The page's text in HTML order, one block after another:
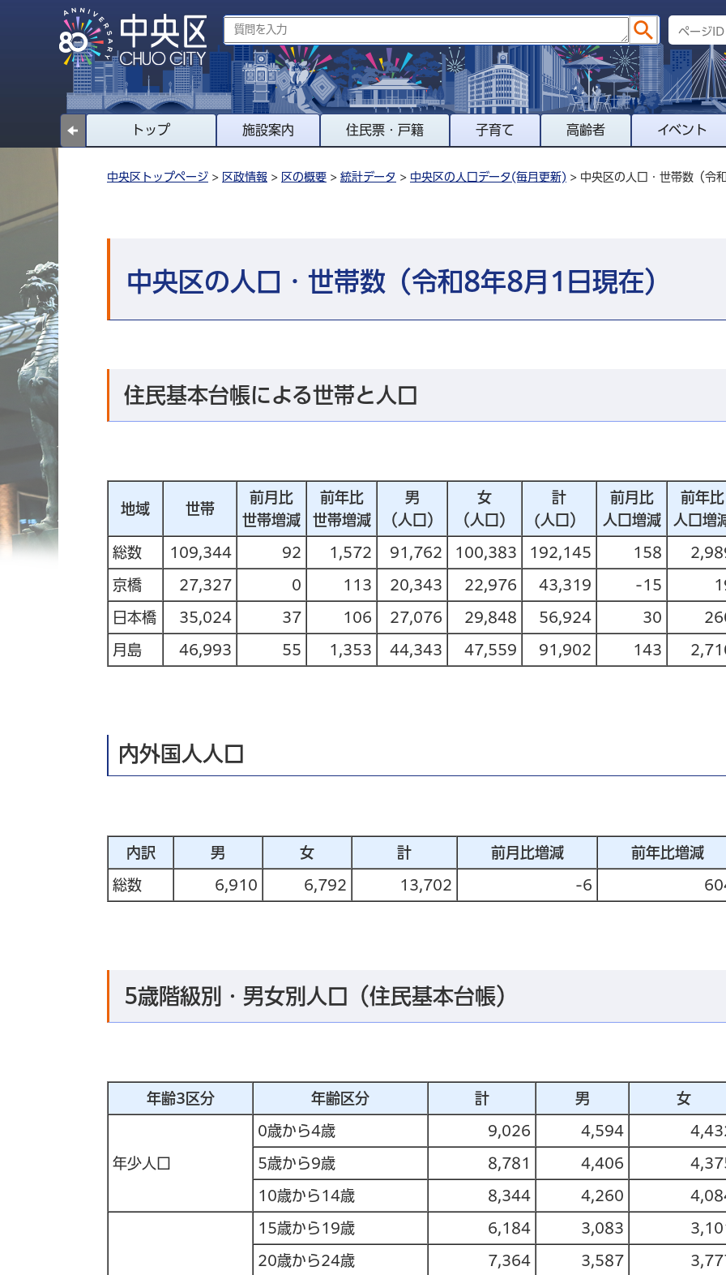
トップ 施設案内 住民票・戸籍 子育て 高齢者 イベント
中央区トップページ > 区政情報 > 区の概要 > 統計データ > 中央区の人口データ(毎月更新) > 中央区の人口・世帯数（令
中央区の人口・世帯数（令和8年8月1日現在）
住民基本台帳による世帯と人口
地域 世帯
前月比
世帯増減
前年比
世帯増減
男
（人口）
女
（人口）
計
(人口）
前月比
人口増減
前年比
人口増
総数 109,344 92 1,572 91,762 100,383 192,145 158
京橋 27,327 0 113 20,343 22,976 43,319 -15
日本橋 35,024 37 106 27,076 29,848 56,924 30
月島 46,993 55 1,353 44,343 47,559 91,902 143
内外国人人口
内訳 男 女 計 前月比増減 前年比増減
総数 6,910 6,792 13,702 -6
5歳階級別・男女別人口（住民基本台帳）
年齢3区分 年齢区分 計 男 女
年少人口
0歳から4歳 9,026 4,594
5歳から9歳 8,781 4,406
10歳から14歳 8,344 4,260
15歳から19歳 6,184 3,083
20歳から24歳 7,364 3,587